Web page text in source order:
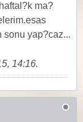
ma?
sonu yap?caz...
14:16.